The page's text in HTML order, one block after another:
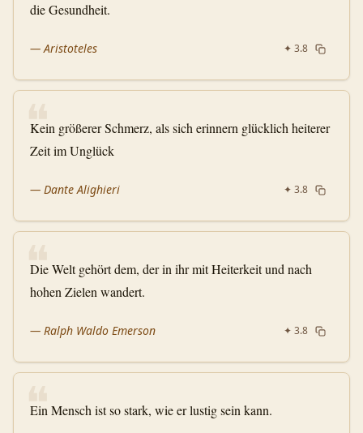
die Gesundheit.
—Aristoteles ✦ 3.8
❝
Kein größerer Schmerz, als sich erinnern glücklich heiterer
Zeit im Unglück
— Dante Alighieri ✦ 3.8
❝
Die Welt gehört dem, der in ihr mit Heiterkeit und nach
hohen Zielen wandert.
— Ralph Waldo Emerson ✦ 3.8
❝
Ein Mensch ist so stark, wie er lustig sein kann.